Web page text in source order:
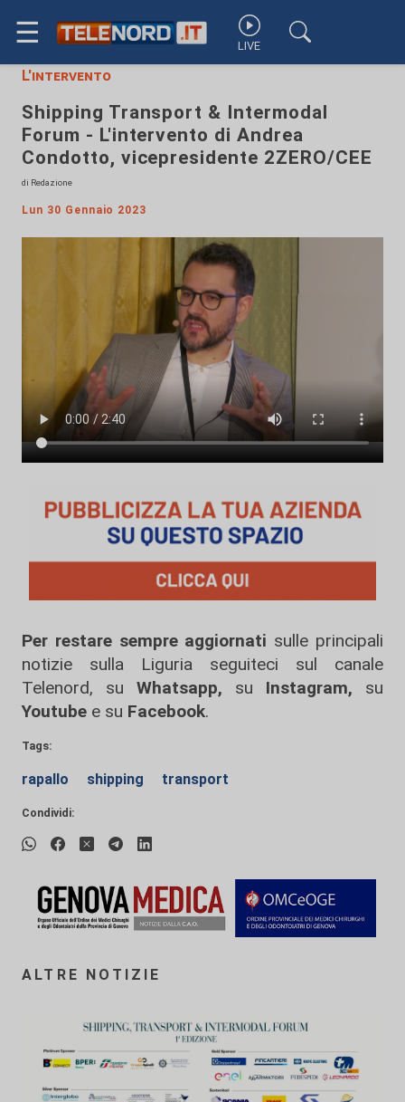
☰ LIVE
L'intervento
Shipping Transport & Intermodal
Forum - L'intervento di Andrea
Condotto, vicepresidente 2ZERO/CEE
di Redazione
Lun 30 Gennaio 2023
Per restare sempre aggiornati sulle principali
notizie sulla Liguria seguiteci sul canale
Telenord, su
Whatsapp, su Instagram, su
Youtube e su Facebook.
Tags:
rapallo shipping transport
Condividi:
ALTRE NOTIZIE